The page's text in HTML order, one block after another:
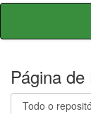
Skip
Página